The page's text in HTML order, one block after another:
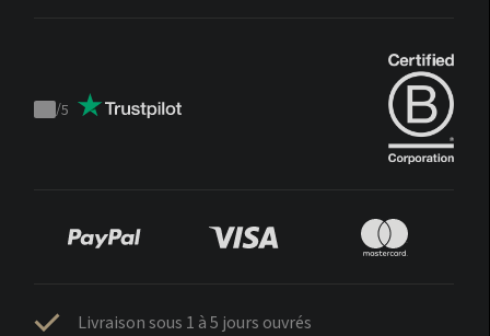
Trustpilot
/5
Livraison sous 1 à 5 jours ouvrés